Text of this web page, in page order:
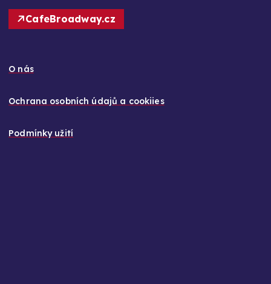
CafeBroadway.cz
O nás
Ochrana osobních údajů a cookiies
Podmínky užití